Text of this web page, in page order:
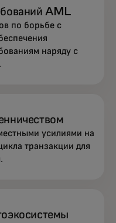
AML
по борьбе с
наряду с
усилиями на
транзакции для